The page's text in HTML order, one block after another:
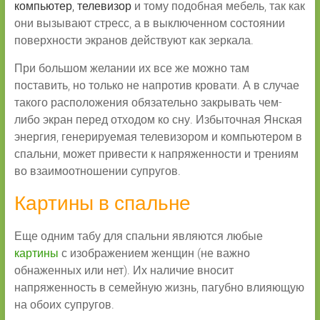
компьютер, телевизори тому подобная мебель, так как
они вызывают стресс, а в выключенном состоянии
поверхности экранов действуют как зеркала.
При большом желании их все же можно там
поставить, но только не напротив кровати. А в случае
такого расположения обязательно закрывать чем-
либо экран перед отходом ко сну. Избыточная Янская
энергия, генерируемая телевизором и компьютером в
спальни, может привести к напряженности и трениям
во взаимоотношении супругов.
Картины в спальне
Еще одним табу для спальни являются любые
картины с изображением женщин (не важно
обнаженных или нет). Их наличие вносит
напряженность в семейную жизнь, пагубно влияющую
на обоих супругов.